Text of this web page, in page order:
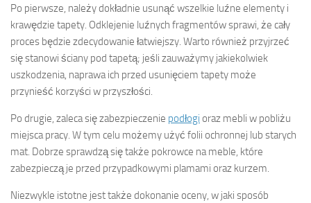
Po pierwsze, należy dokładnie usunąć wszelkie luźne elementy i
krawędzie tapety. Odklejenie luźnych fragmentów sprawi, że cały
proces będzie zdecydowanie łatwiejszy. Warto również przyjrzeć
się stanowi ściany pod tapetą; jeśli zauważymy jakiekolwiek
uszkodzenia, naprawa ich przed usunięciem tapety może
przynieść korzyści w przyszłości.
Po drugie, zaleca się zabezpieczenie podłogi oraz mebli w pobliżu
miejsca pracy. W tym celu możemy użyć folii ochronnej lub starych
mat. Dobrze sprawdzą się także pokrowce na meble, które
zabezpieczą je przed przypadkowymi plamami oraz kurzem.
Niezwykle istotne jest także dokonanie oceny, w jaki sposób